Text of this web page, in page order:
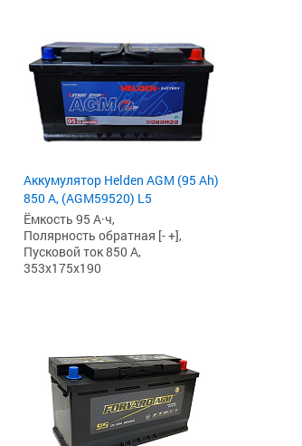
Аккумулятор Helden AGM (95 Ah)
850 А, (AGM59520) L5
Ёмкость 95 А·ч,
Полярность обратная [- +],
Пусковой ток 850 А,
353x175x190